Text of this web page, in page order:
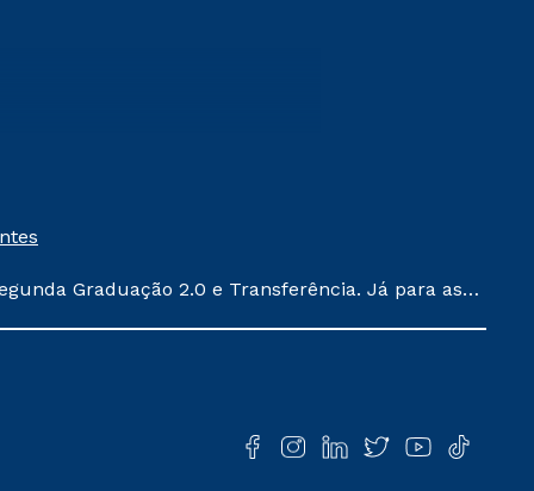
Graduação 2.0 e Transferência. Já para as